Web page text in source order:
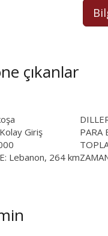
çıkanlar
Giriş
PARA
Lebanon, 264 km